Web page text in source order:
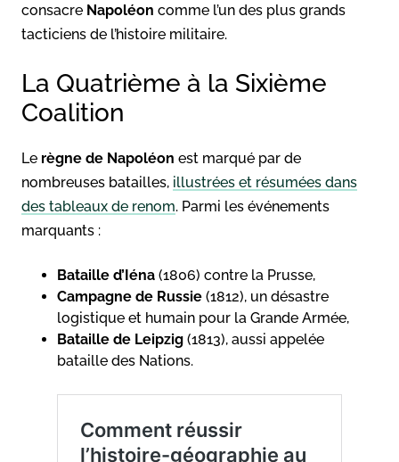
consacre Napoléon comme l’un des plus grands
tacticiens de l’histoire militaire.
La Quatrième à la Sixième
Coalition
Le règne de Napoléon est marqué par de
nombreuses batailles, illustrées et résumées dans
des tableaux de renom. Parmi les événements
marquants :
Bataille d’Iéna (1806) contre la Prusse,
Campagne de Russie (1812), un désastre
logistique et humain pour la Grande Armée,
Bataille de Leipzig (1813), aussi appelée
bataille des Nations.